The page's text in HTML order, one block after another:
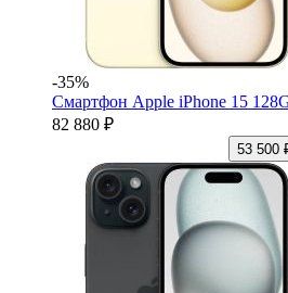
-35%
Смартфон Apple iPhone 15
82 880 ₽
53 500